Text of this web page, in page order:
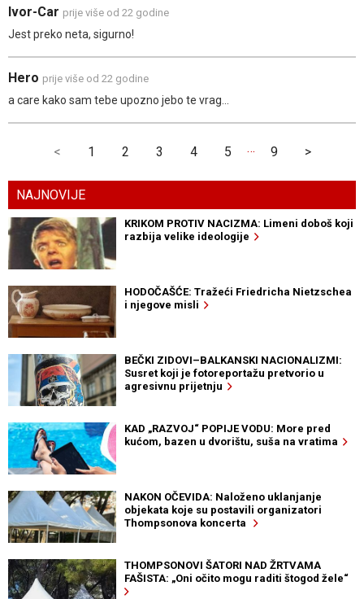
Ivor-Car prije više od 22 godine
Jest preko neta, sigurno!
Hero prije više od 22 godine
a care kako sam tebe upozno jebo te vrag...
< 1 2 3 4 5 … 9 >
NAJNOVIJE
KRIKOM PROTIV NACIZMA: Limeni doboš koji
razbija velike ideologije
HODOČAŠĆE: Tražeći Friedricha Nietzschea
i njegove misli
BEČKI ZIDOVI–BALKANSKI NACIONALIZMI:
Susret koji je fotoreportažu pretvorio u
agresivnu prijetnju
KAD „RAZVOJ“ POPIJE VODU: More pred
kućom, bazen u dvorištu, suša na vratima
NAKON OČEVIDA: Naloženo uklanjanje
objekata koje su postavili organizatori
Thompsonova koncerta
THOMPSONOVI ŠATORI NAD ŽRTVAMA
FAŠISTA: „Oni očito mogu raditi štogod žele“